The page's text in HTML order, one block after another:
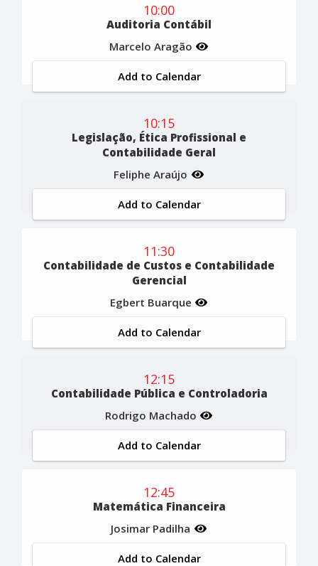
10:00
Auditoria Contábil
Marcelo Aragão
Add to Calendar
10:15
Legislação, Ética Profissional e
Contabilidade Geral
Feliphe Araújo
Add to Calendar
11:30
Contabilidade de Custos e Contabilidade
Gerencial
Egbert Buarque
Add to Calendar
12:15
Contabilidade Pública e Controladoria
Rodrigo Machado
Add to Calendar
12:45
Matemática Financeira
Josimar Padilha
Add to Calendar